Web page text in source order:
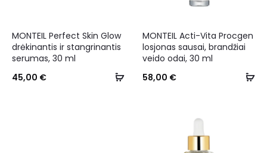
MONTEIL Perfect Skin Glow
drėkinantis ir stangrinantis
serumas, 30 ml
45,00 €
MONTEIL Acti-Vita Procgen
losjonas sausai, brandžiai
veido odai, 30 ml
58,00 €